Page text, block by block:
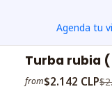
Agenda tu
-10%
Turba rubia
from$2.142 CLP